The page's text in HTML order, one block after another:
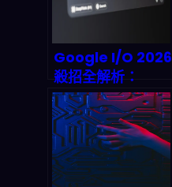
Google I/O 2026
殺招全解析：
Gemini 3.5 會不
會終結傳統搜尋引
擎？開發者搶先看
懂 AI 搜尋的未來
藍圖